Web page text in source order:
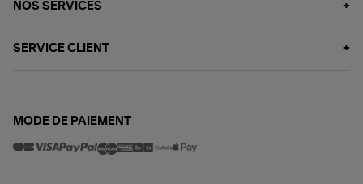
NOS SERVICES
SERVICE CLIENT
MODE DE PAIEMENT